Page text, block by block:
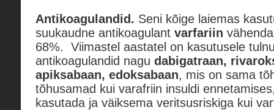
Antikoagulandid. Seni kõige laiemas
suukaudne antikoagulant varfariin
68%. Viimastel aastatel on kasutusele
antikoagulandid nagu dabigatraan,
apiksabaan, edoksabaan, mis on sama
tõhusamad kui varafriin insuldi
kasutada ja väiksema veritsusriskiga kui